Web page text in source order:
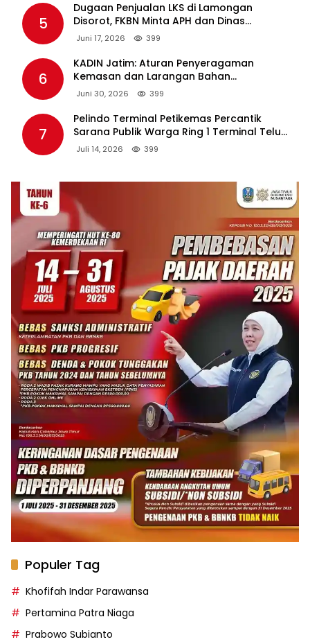
5
Dugaan Penjualan LKS di Lamongan
Disorot, FKBN Minta APH dan Dinas
Pendidikan Bertindak Tegas.
Juni 17, 2026 399
6
KADIN Jatim: Aturan Penyeragaman
Kemasan dan Larangan Bahan
Tambahan Berpotensi Ganggu Industri
Juni 30, 2026 399
7
Pelindo Terminal Petikemas Percantik
Sarana Publik Warga Ring 1 Terminal Teluk
Lamong Lewat Program TJSL
Juli 14, 2026 399
Populer Tag
Khofifah Indar Parawansa
Pertamina Patra Niaga
Prabowo Subianto